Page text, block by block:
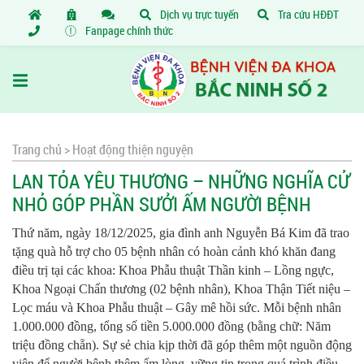
Dịch vụ trực tuyến
Tra cứu HĐĐT
Fanpage chính thức
Trang chủ >Hoạt động thiện nguyện
LAN TỎA YÊU THƯƠNG – NHỮNG NGHĨA CỬ
NHỎ GÓP PHẦN SƯỞI ẤM NGƯỜI BỆNH
Thứ năm, ngày 18/12/2025, gia đình anh Nguyễn Bá Kim đã trao
tặng quà hỗ trợ cho 05 bệnh nhân có hoàn cảnh khó khăn đang
điều trị tại các khoa: Khoa Phẫu thuật Thần kinh – Lồng ngực,
Khoa Ngoại Chấn thương (02 bệnh nhân), Khoa Thận Tiết niệu –
Lọc máu và Khoa Phẫu thuật – Gây mê hồi sức. Mỗi bệnh nhân
1.000.000 đồng, tổng số tiền 5.000.000 đồng (bằng chữ: Năm
triệu đồng chẵn). Sự sẻ chia kịp thời đã góp thêm một nguồn động